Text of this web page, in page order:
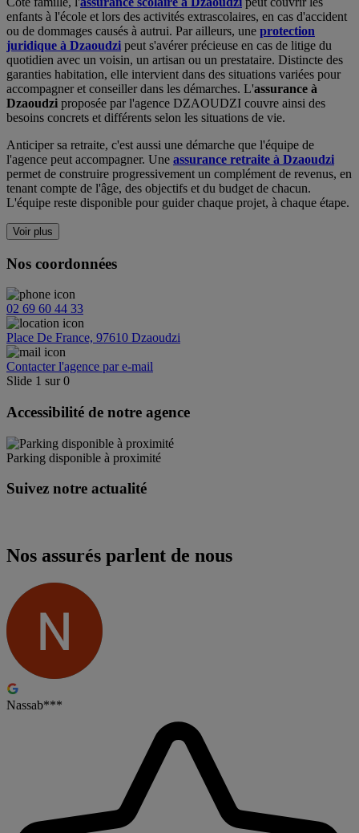
enfants à l'école et lors des activités extrascolaires, en cas d'accident
ou de dommages causés à autrui. Par ailleurs, une protection
juridique à Dzaoudzi peut s'avérer précieuse en cas de litige du
quotidien avec un voisin, un artisan ou un prestataire. Distincte des
garanties habitation, elle intervient dans des situations variées pour
accompagner et conseiller dans les démarches. L'assurance à
Dzaoudzi proposée par l'agence DZAOUDZI couvre ainsi des
besoins concrets et différents selon les situations de vie.
Anticiper sa retraite, c'est aussi une démarche que l'équipe de
l'agence peut accompagner. Une assurance retraite à Dzaoudzi
permet de construire progressivement un complément de revenus, en
tenant compte de l'âge, des objectifs et du budget de chacun.
L'équipe reste disponible pour guider chaque projet, à chaque étape.
Voir plus
Nos coordonnées
02 69 60 44 33
Place De France, 97610 Dzaoudzi
Contacter l'agence par e-mail
Slide 1 sur0
Accessibilité de notre agence
Parking disponible à proximité
Suivez notre actualité
Nos assurés parlent de nous
Nassab***